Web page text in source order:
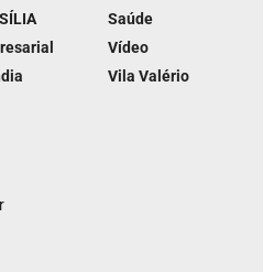
Saúde
Vídeo
Vila Valério